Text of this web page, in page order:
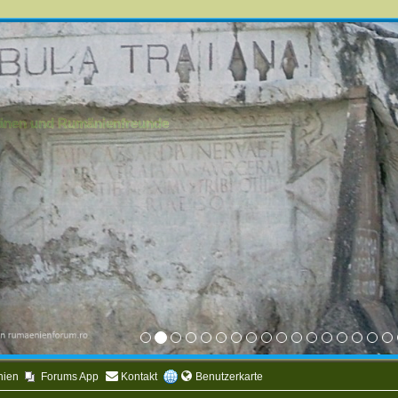
und Rumänienfreunde
Forums App Kontakt Benutzerkarte